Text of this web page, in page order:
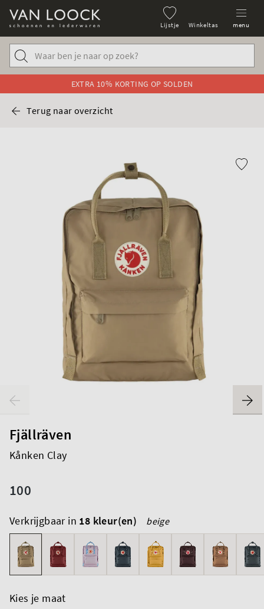
Lijstje Winkeltas menu
EXTRA 10% KORTING OP SOLDEN
Terug naar overzicht
Fjällräven
Kånken Clay
100
Verkrijgbaar in 18 kleur(en) beige
Kies je maat